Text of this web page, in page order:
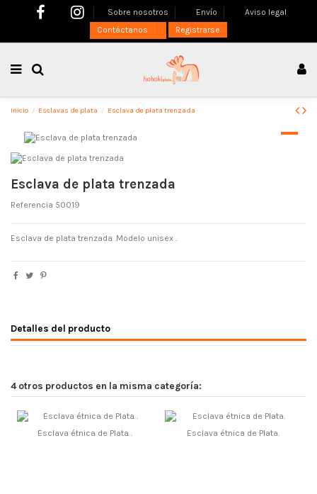
Sobre nosotros Envío
Aviso legal
Contáctanos
Registrarse
Inicio Esclavas de plata Esclava de plata trenzada
Esclava de plata trenzada
Referencia 50019
Esclava de plata trenzada .Modelo unisex .
Detalles del producto
4 otros productos en la misma categoría:
Esclava étnica de Plata . Esclava étnica de Plata.